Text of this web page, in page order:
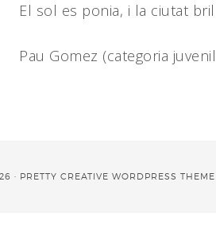
El sol es ponia, i la ciutat
Pau Gomez (categoria
· PRETTY CREATIVE WORDPRESS THEME